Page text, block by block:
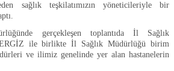
sağlık teşkilatımızın yöneticileriyle bir
gerçekleşen toplantıda İl Sağlık
ile birlikte İl Sağlık Müdürlüğü birim
ve ilimiz genelinde yer alan hastanelerin